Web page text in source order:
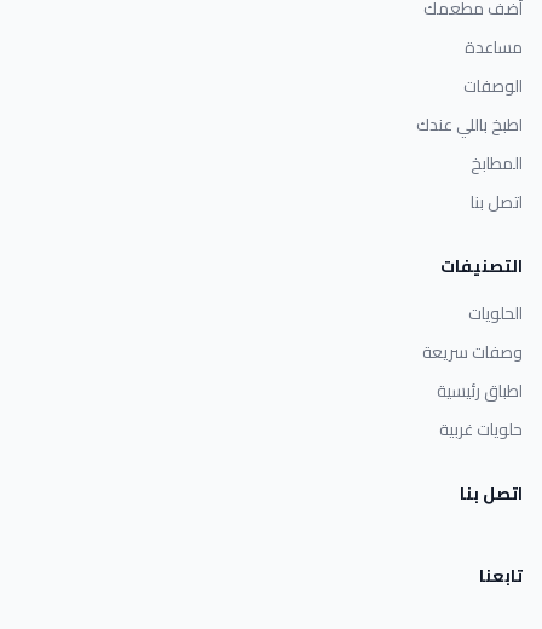
أضف مطعمك
مساعدة
الوصفات
اطبخ باللي عندك
المطابخ
اتصل بنا
التصنيفات
الحلويات
وصفات سريعة
اطباق رئيسية
حلويات غربية
اتصل بنا
تابعنا